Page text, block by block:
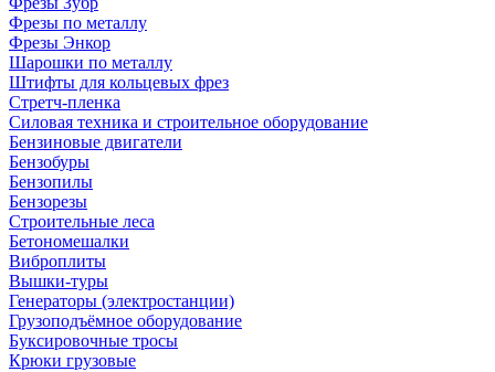
Фрезы по металлу
Фрезы Энкор
Шарошки по металлу
Штифты для кольцевых фрез
Стретч-пленка
Силовая техника и строительное оборудование
Бензиновые двигатели
Бензобуры
Бензопилы
Бензорезы
Строительные леса
Бетономешалки
Виброплиты
Вышки-туры
Генераторы (электростанции)
Грузоподъёмное оборудование
Буксировочные тросы
Крюки грузовые